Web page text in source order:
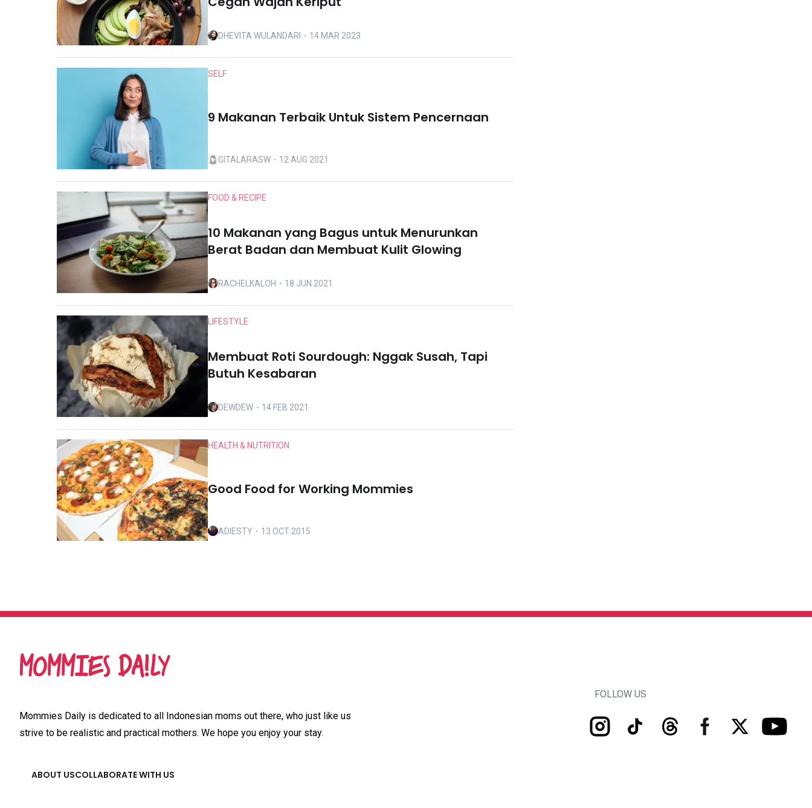
DHEVITA WULANDARI ・14 MAR 2023
SELF
9 Makanan Terbaik Untuk Sistem Pencernaan
GITALARASW ・12 AUG 2021
FOOD & RECIPE
10 Makanan yang Bagus untuk Menurunkan
Berat Badan dan Membuat Kulit Glowing
RACHELKALOH ・18 JUN 2021
LIFESTYLE
Membuat Roti Sourdough: Nggak Susah, Tapi
Butuh Kesabaran
DEWDEW ・14 FEB 2021
HEALTH & NUTRITION
Good Food for Working Mommies
ADIESTY ・13 OCT 2015
Mommies Daily is dedicated to all Indonesian moms out there, who just like us
strive to be realistic and practical mothers. We hope you enjoy your stay.
ABOUT USCOLLABORATE WITH US
FOLLOW US